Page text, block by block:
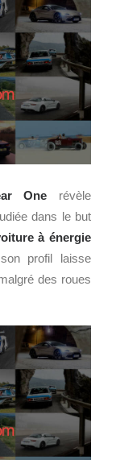
One révèle
dans le but
à énergie
profil laisse
des roues